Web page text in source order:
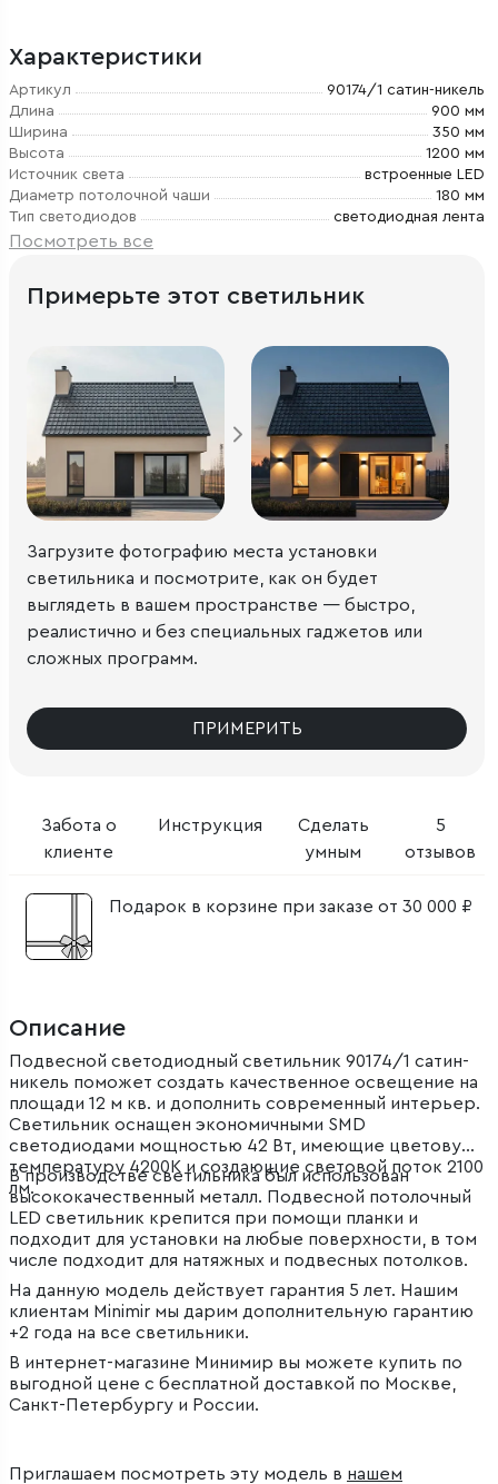
Характеристики
Артикул
90174/1 сатин-никель
Длина
900 мм
Ширина
350 мм
Высота
1200 мм
Источник света
встроенные LED
Диаметр потолочной чаши
180 мм
Тип светодиодов
светодиодная лента
Посмотреть все
Забота о
клиенте
Инструкция
Сделать
умным
5
отзывов
Подарок в корзине при заказе от 30 000 ₽
Примерьте этот светильник
Загрузите фотографию места установки
светильника и посмотрите, как он будет
выглядеть в вашем пространстве — быстро,
реалистично и без специальных гаджетов или
сложных программ.
ПРИМЕРИТЬ
Описание
Подвесной светодиодный светильник 90174/1 сатин-
никель поможет создать качественное освещение на
площади 12 м кв. и дополнить современный интерьер.
Светильник оснащен экономичными SMD
светодиодами мощностью 42 Вт, имеющие цветовую
температуру 4200К и создающие световой поток 2100
лм.
В производстве светильника был использован
высококачественный металл. Подвесной потолочный
LED светильник крепится при помощи планки и
подходит для установки на любые поверхности, в том
числе подходит для натяжных и подвесных потолков.
На данную модель действует гарантия 5 лет. Нашим
клиентам Minimir мы дарим дополнительную гарантию
+2 года на все светильники.
В интернет-магазине Минимир вы можете купить по
выгодной цене с бесплатной доставкой по Москве,
Санкт-Петербургу и России.
Приглашаем посмотреть эту модель в нашем